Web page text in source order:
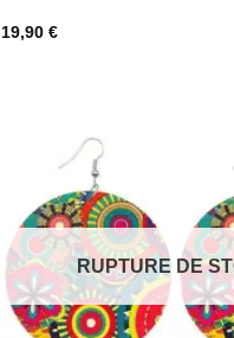
19,90€
RUPTURE DE